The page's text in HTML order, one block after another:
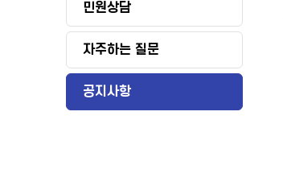
민원상담
자주하는 질문
공지사항